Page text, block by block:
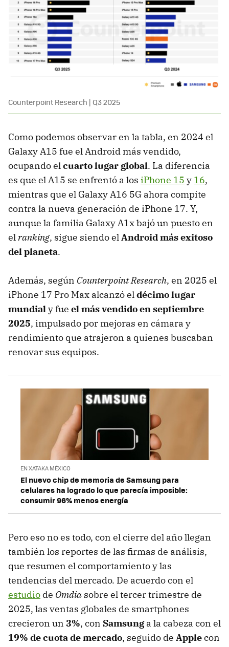
Counterpoint Research | Q3 2025
Como podemos observar en la tabla, en 2024 el
Galaxy A15 fue el Android más vendido,
ocupando elcuarto lugar global. La diferencia
es que el A15 se enfrentó a los iPhone 15 y 16,
mientras que el Galaxy A16 5G ahora compite
contra la nueva generación de iPhone 17. Y,
aunque la familia Galaxy A1x bajó un puesto en
elranking, sigue siendo elAndroid más exitoso
del planeta.
Además, según Counterpoint Research, en 2025 el
iPhone 17 Pro Max alcanzó eldécimo lugar
mundialy fue el más vendido en septiembre
2025, impulsado por mejoras en cámara y
rendimiento que atrajeron a quienes buscaban
renovar sus equipos.
EN XATAKA MÉXICO
El nuevo chip de memoria de Samsung para
celulares ha logrado lo que parecía imposible:
consumir 96% menos energía
Pero eso no es todo, con el cierre del año llegan
también los reportes de las firmas de análisis,
que resumen el comportamiento y las
tendencias del mercado. De acuerdo con el
estudio de Omdia sobre el tercer trimestre de
2025, las ventas globales de smartphones
crecieron un 3%, con Samsunga la cabeza con el
19% de cuota de mercado, seguido de Applecon